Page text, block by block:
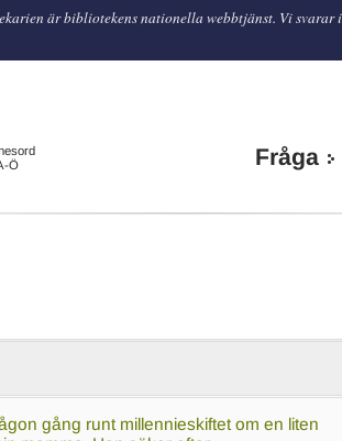
är bibliotekens nationella webbtjänst. Vi svarar
Ö
Fråga
gång runt millennieskiftet om en liten